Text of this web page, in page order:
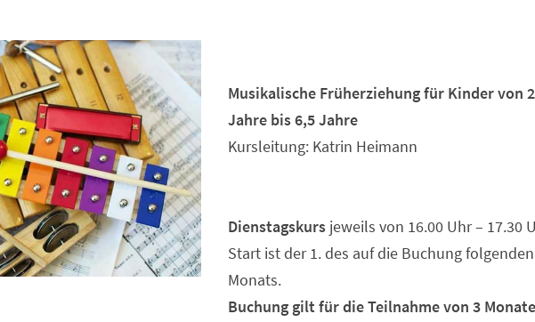
Musikalische Früherziehung für Kinder von
Jahre bis 6,5 Jahre
Kursleitung: Katrin Heimann
Dienstagskurs jeweils von 16.00 Uhr – 17.30
Start ist der 1. des auf die Buchung folgenden
Monats.
Buchung gilt für die Teilnahme von 3